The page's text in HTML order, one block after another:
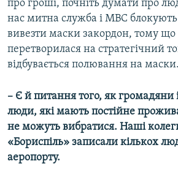
про гроші, почніть думати про
нас митна служба і МВС блокують
вивезти маски закордон, тому що
перетворилася на стратегічний
відбувається полювання на маски.
– Є й питання того, як
люди, які мають постійне
не можуть вибратися. Наші
«Бориспіль» записали кількох
аеропорту.